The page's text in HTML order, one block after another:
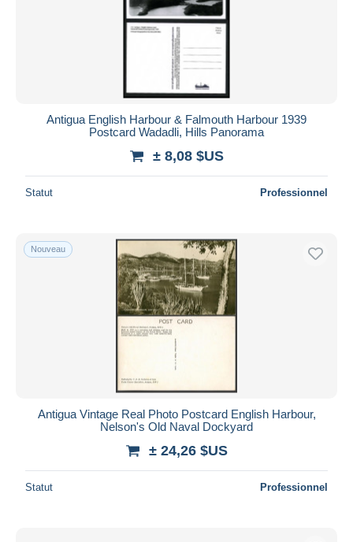
Antigua English Harbour & Falmouth Harbour 1939
Postcard Wadadli, Hills Panorama
± 8,08 $US
Statut Professionnel
Nouveau
Antigua Vintage Real Photo Postcard English Harbour,
Nelson's Old Naval Dockyard
± 24,26 $US
Statut Professionnel